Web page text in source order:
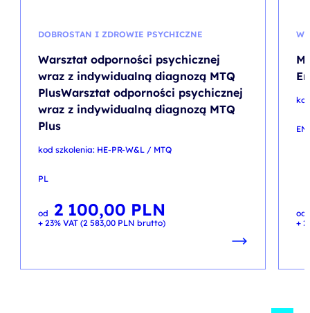
DOBROSTAN I ZDROWIE PSYCHICZNE
Warsztat odporności psychicznej
wraz z indywidualną diagnozą MTQ
PlusWarsztat odporności psychicznej
wraz z indywidualną diagnozą MTQ
Plus
kod szkolenia: HE-PR-W&L / MTQ
PL
od 2 100,00 PLN
+ 23% VAT (2 583,00 PLN brutto)
EN
od
+